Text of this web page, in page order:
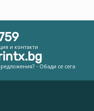
и контакти
- Обади се сега